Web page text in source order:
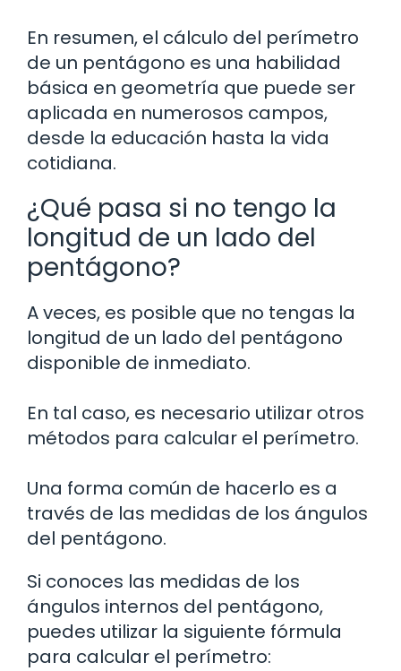
En resumen, el cálculo del perímetro
de un pentágono es una habilidad
básica en geometría que puede ser
aplicada en numerosos campos,
desde la educación hasta la vida
cotidiana.
¿Qué pasa si no tengo la
longitud de un lado del
pentágono?
A veces, es posible que no tengas la
longitud de un lado del pentágono
disponible de inmediato.
En tal caso, es necesario utilizar otros
métodos para calcular el perímetro.
Una forma común de hacerlo es a
través de las medidas de los ángulos
del pentágono.
Si conoces las medidas de los
ángulos internos del pentágono,
puedes utilizar la siguiente fórmula
para calcular el perímetro: